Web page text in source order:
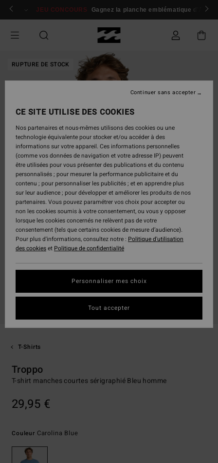
Passer
Se connecter / s'inscrire
JEU CONCOURS Gagnez la planche emblématique d'Andy
RUPTURE DE STOCK
T-Shirts
Troppo
T-shirt manches courtes sérigraphié Bleu homme
29,95 €
Couleur Carolina Blue
CE SITE UTILISE DES COOKIES
Nos partenaires et nous-mêmes utilisons des cookies ou une
technologie équivalente pour stocker et/ou accéder à des
informations sur votre appareil. Ces informations personnelles
(comme vos données de navigation et votre adresse IP) peuvent
être utilisées pour vous présenter des publications et du contenu
personnalisés ; pour mesurer la performance publicitaire et du
contenu ; pour personnaliser les publicités ; et en apprendre plus
sur leur audience ; pour développer et améliorer les produits de nos
partenaires. Vous pouvez paramétrer vos choix pour accepter ou
non les cookies soumis à votre consentement, ou vous y opposer
lorsque les cookies concernés ne relèvent pas de votre
consentement (tels que certains cookies de mesure d’audience).
Pour plus d'informations, consultez notre : Politique d'utilisation
des cookieset Politique de confidentialité
Personnaliser mes choix
Continuer sans accepter
Tout accepter